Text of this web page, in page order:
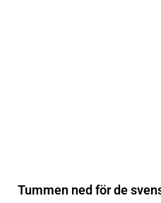
Tummen ned för de